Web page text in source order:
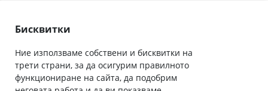
Общи условия
Абонирай се за нашия бюлетин
Бисквитки
Ние използваме собствени и бисквитки на
трети страни, за да осигурим правилното
функциониране на сайта, да подобрим